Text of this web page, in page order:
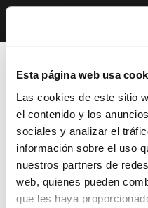
Esta página web usa
Las cookies de este sitio
el contenido y los
sociales y analizar el
información sobre el uso
nuestros partners de
web, quienes pueden
que les haya